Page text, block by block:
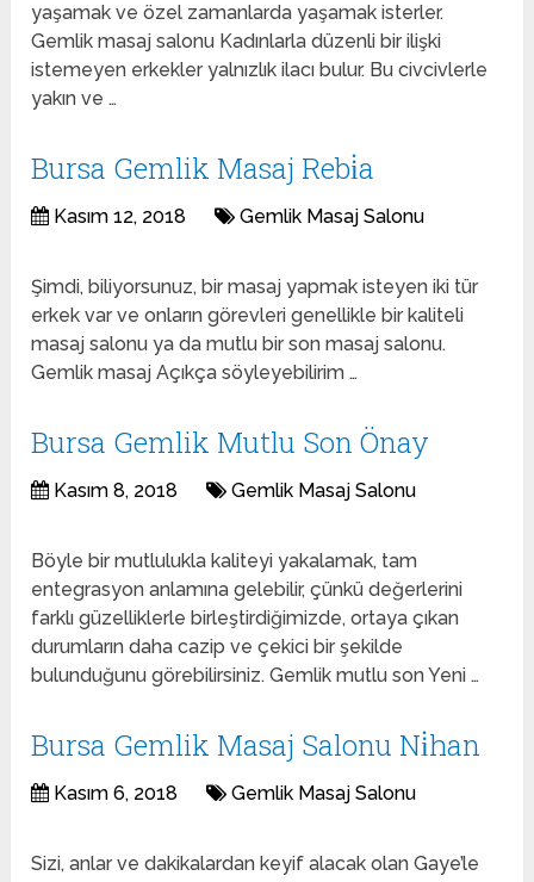
yaşamak ve özel zamanlarda yaşamak isterler.
Gemlik masaj salonu Kadınlarla düzenli bir ilişki
istemeyen erkekler yalnızlık ilacı bulur. Bu civcivlerle
yakın ve …
Bursa Gemlik Masaj Rebi̇a
Kasım 12, 2018 Gemlik Masaj Salonu
Şimdi, biliyorsunuz, bir masaj yapmak isteyen iki tür
erkek var ve onların görevleri genellikle bir kaliteli
masaj salonu ya da mutlu bir son masaj salonu.
Gemlik masaj Açıkça söyleyebilirim …
Bursa Gemlik Mutlu Son Önay
Kasım 8, 2018 Gemlik Masaj Salonu
Böyle bir mutlulukla kaliteyi yakalamak, tam
entegrasyon anlamına gelebilir, çünkü değerlerini
farklı güzelliklerle birleştirdiğimizde, ortaya çıkan
durumların daha cazip ve çekici bir şekilde
bulunduğunu görebilirsiniz. Gemlik mutlu son Yeni …
Bursa Gemlik Masaj Salonu Ni̇han
Kasım 6, 2018 Gemlik Masaj Salonu
Sizi, anlar ve dakikalardan keyif alacak olan Gaye’le